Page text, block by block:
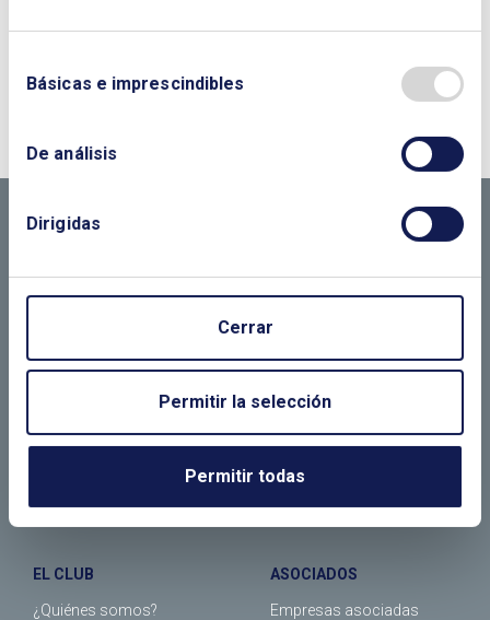
Básicas e imprescindibles
De análisis
Dirigidas
Cerrar
Permitir la selección
Permitir todas
¿QUIERES PONERTE EN CONTACTO CON
CONTÁCTANOS SI
FORMULARIO
EL CLUB
¿Quiénes somos?
ASOCIADOS
Empresas asociadas